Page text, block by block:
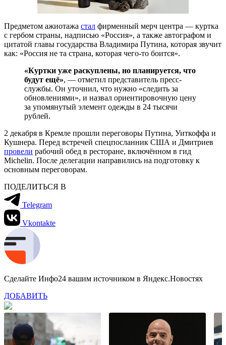
Предметом ажиотажа стал фирменный мерч центра — куртка
с гербом страны, надписью «Россия», а также автографом и
цитатой главы государства Владимира Путина, которая звучит
как: «Россия не та страна, которая чего-то боится».
«Куртки уже раскуплены, но планируется, что
будут ещё», — отметил представитель пресс-
службы. Он уточнил, что нужно «следить за
обновлениями», и назвал ориентировочную цену
за упомянутый элемент одежды в 24 тысячи
рублей.
2 декабря в Кремле прошли переговоры Путина, Уиткоффа и
Кушнера. Перед встречей спецпосланник США и Дмитриев
провели рабочий обед в ресторане, включённом в гид
Michelin. После делегации направились на подготовку к
основным переговорам.
ПОДЕЛИТЬСЯ В
Telegram
Vkontakte
Сделайте Инфо24 вашим источником в Яндекс.Новостях
ДОБАВИТЬ